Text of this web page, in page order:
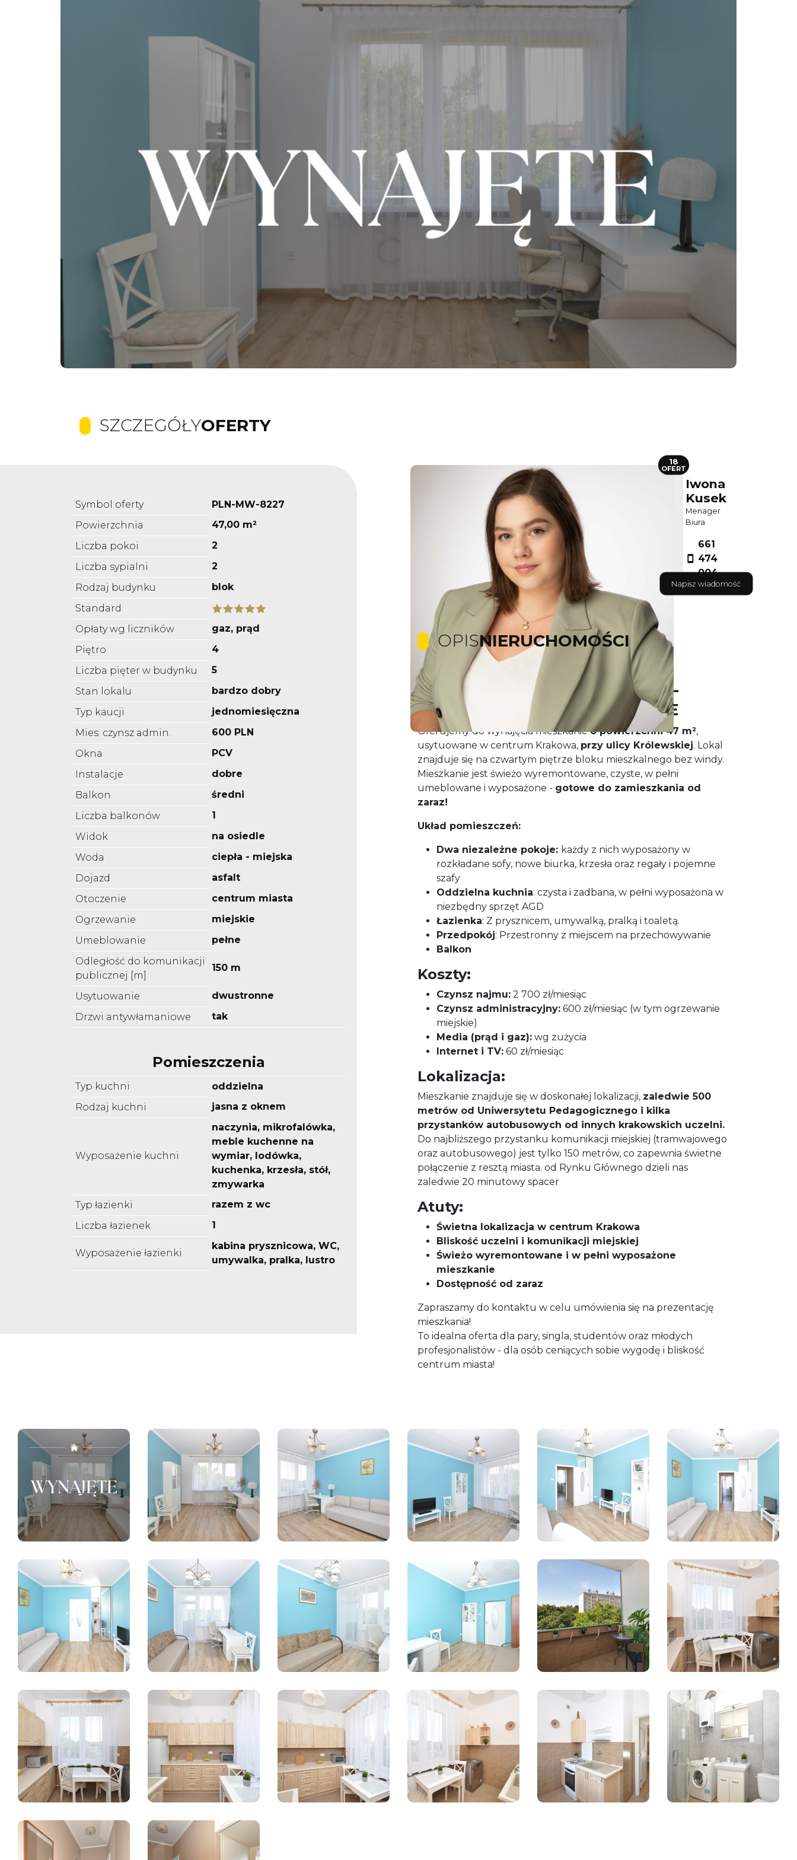
SZCZEGÓŁYOFERTY
Symbol oferty
PLN-MW-8227
Powierzchnia
47,00 m²
Liczba pokoi
2
Liczba sypialni
2
Rodzaj budynku
blok
Standard
Opłaty wg liczników
gaz, prąd
Piętro
4
Liczba pięter w budynku
5
Stan lokalu
bardzo dobry
Typ kaucji
jednomiesięczna
Mies. czynsz admin.
600 PLN
Okna
PCV
Instalacje
dobre
Balkon
średni
Liczba balkonów
1
Widok
na osiedle
Woda
ciepła - miejska
Dojazd
asfalt
Otoczenie
centrum miasta
Ogrzewanie
miejskie
Umeblowanie
pełne
Odległość do komunikacji
publicznej [m]
150 m
Usytuowanie
dwustronne
Drzwi antywłamaniowe
tak
Pomieszczenia
Typ kuchni
oddzielna
Rodzaj kuchni
jasna z oknem
Wyposażenie kuchni
naczynia, mikrofalówka,
meble kuchenne na
wymiar, lodówka,
kuchenka, krzesła, stół,
zmywarka
Typ łazienki
razem z wc
Liczba łazienek
1
Wyposażenie łazienki
kabina prysznicowa, WC,
umywalka, pralka, lustro
Iwona
Kusek
Menager
Biura
661
474
004
Napisz wiadomość
18
OFERT
OPISNIERUCHOMOŚCI
OFERTA NIEAKTUALNA -
MIESZKANIE WYNAJĘTE
Oferujemy do wynajęcia mieszkanieo powierzchni 47 m²,
usytuowane w centrum Krakowa, przy ulicy Królewskiej. Lokal
znajduje się na czwartym piętrze bloku mieszkalnego bez windy.
Mieszkanie jest świeżo wyremontowane, czyste, w pełni
umeblowane i wyposażone - gotowe do zamieszkania od
zaraz!
Układ pomieszczeń:
Dwa niezależne pokoje: każdy z nich wyposażony w
rozkładane sofy, nowe biurka, krzesła oraz regały i pojemne
szafy
Oddzielna kuchnia: czysta i zadbana, w pełni wyposażona w
niezbędny sprzęt AGD
Łazienka: Z prysznicem, umywalką, pralką i toaletą.
Przedpokój: Przestronny z miejscem na przechowywanie
Balkon
Koszty:
Czynsz najmu: 2 700 zł/miesiąc
Czynsz administracyjny: 600 zł/miesiąc (w tym ogrzewanie
miejskie)
Media (prąd i gaz): wg zużycia
Internet i TV: 60 zł/miesiąc
Lokalizacja:
Mieszkanie znajduje się w doskonałej lokalizacji, zaledwie 500
metrów od Uniwersytetu Pedagogicznego i kilka
przystanków autobusowych od innych krakowskich uczelni.
Do najbliższego przystanku komunikacji miejskiej (tramwajowego
oraz autobusowego) jest tylko 150 metrów, co zapewnia świetne
połączenie z resztą miasta. od Rynku Głównego dzieli nas
zaledwie 20 minutowy spacer
Atuty:
Świetna lokalizacja w centrum Krakowa
Bliskość uczelni i komunikacji miejskiej
Świeżo wyremontowane i w pełni wyposażone
mieszkanie
Dostępność od zaraz
Zapraszamy do kontaktu w celu umówienia się na prezentację
mieszkania!
To idealna oferta dla pary, singla, studentów oraz młodych
profesjonalistów - dla osób ceniących sobie wygodę i bliskość
centrum miasta!